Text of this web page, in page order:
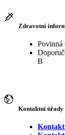
Zdravotní
Povinná
B
Kontaktní úřady